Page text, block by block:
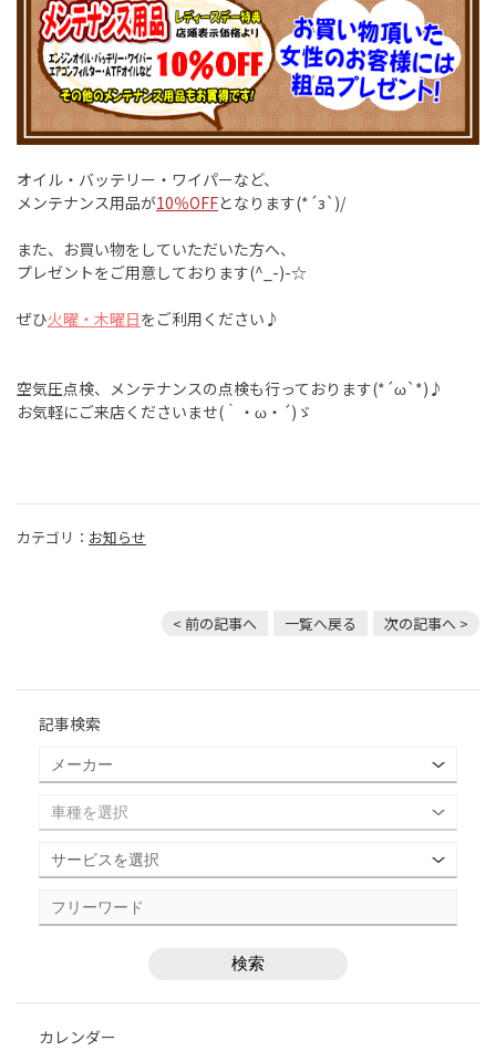
オイル・バッテリー・ワイパーなど、
メンテナンス用品が10％OFFとなります(*´з`)/
また、お買い物をしていただいた方へ、
プレゼントをご用意しております(^_-)-☆
ぜひ火曜・木曜日をご利用ください♪
空気圧点検、メンテナンスの点検も行っております(*´ω`*)♪
お気軽にご来店くださいませ(｀・ω・´)ゞ
カテゴリ： お知らせ
< 前の記事へ 一覧へ戻る 次の記事へ >
記事検索
カレンダー